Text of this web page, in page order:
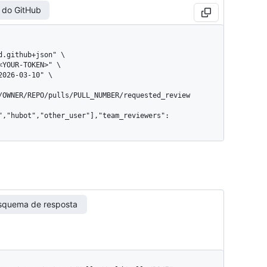
do GitHub
REPO/pulls/PULL_NUMBER/requested_review
de resposta